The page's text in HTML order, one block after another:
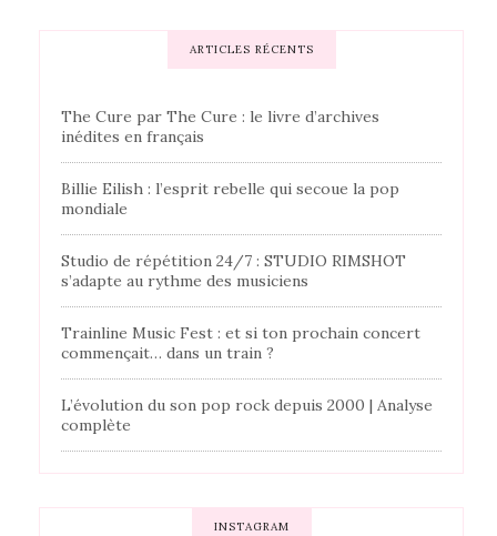
ARTICLES RÉCENTS
The Cure par The Cure : le livre d’archives
inédites en français
Billie Eilish : l’esprit rebelle qui secoue la pop
mondiale
Studio de répétition 24/7 : STUDIO RIMSHOT
s’adapte au rythme des musiciens
Trainline Music Fest : et si ton prochain concert
commençait… dans un train ?
L’évolution du son pop rock depuis 2000 | Analyse
complète
INSTAGRAM